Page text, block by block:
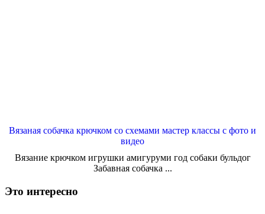
Вязаная собачка крючком со схемами мастер классы с фото и
видео
Вязание крючком игрушки амигуруми год собаки бульдог
Забавная собачка ...
Это интересно